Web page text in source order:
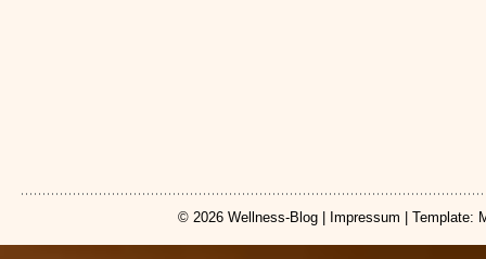
© 2026 Wellness-Blog Impressum | Template: